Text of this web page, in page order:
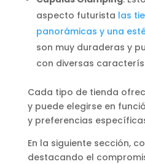
aspecto futurista las
panorámicas y una
son muy duraderas y
con diversas
Cada tipo de tienda
y puede elegirse en
y preferencias
En la siguiente sección,
destacando el